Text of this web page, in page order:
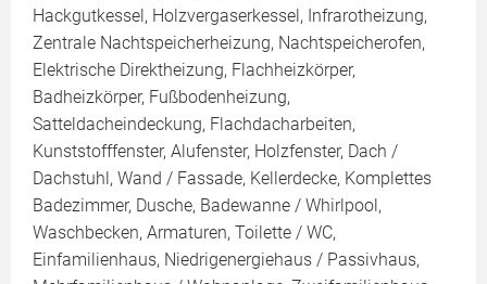
Hackgutkessel, Holzvergaserkessel, Infrarotheizung,
Zentrale Nachtspeicherheizung, Nachtspeicherofen,
Elektrische Direktheizung, Flachheizkörper,
Badheizkörper, Fußbodenheizung,
Satteldacheindeckung, Flachdacharbeiten,
Kunststofffenster, Alufenster, Holzfenster, Dach /
Dachstuhl, Wand / Fassade, Kellerdecke, Komplettes
Badezimmer, Dusche, Badewanne / Whirlpool,
Waschbecken, Armaturen, Toilette / WC,
Einfamilienhaus, Niedrigenergiehaus / Passivhaus,